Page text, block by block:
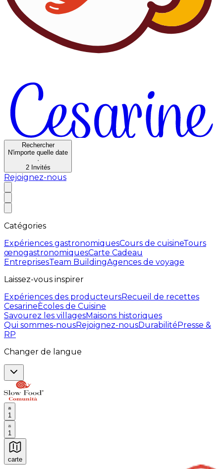
Rechercher
N'importe quelle date
·
2 Invités
Rejoignez-nous
Catégories
Expériences gastronomiquesCours de cuisineTours
œnogastronomiquesCarte Cadeau
EntreprisesTeam BuildingAgences de voyage
Laissez-vous inspirer
Expériences des producteursRecueil de recettes
CesarineÈcoles de Cuisine
Savourez les villagesMaisons historiques
Qui sommes-nousRejoignez-nousDurabilitéPresse &
RP
Changer de langue
1
1
carte